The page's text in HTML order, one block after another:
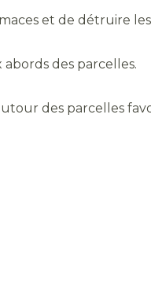
et de détruire
des parcelles.
des parcelles